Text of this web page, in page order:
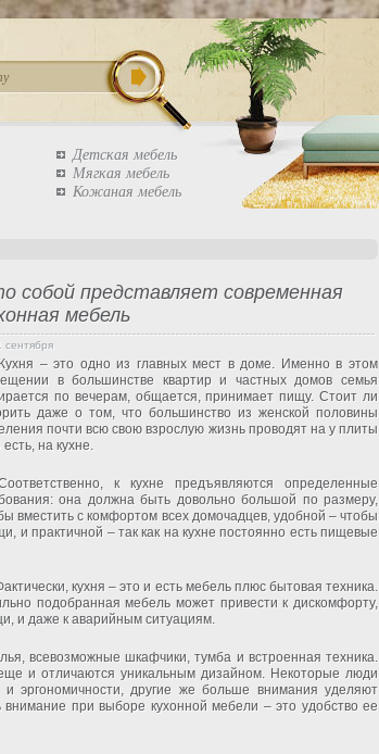
Детская мебель
Мягкая мебель
Кожаная мебель
собой представляет современная
мебель
сентября
Кухня – это одно из главных мест в доме. Именно в этом
в большинстве квартир и частных домов семья
по вечерам, общается, принимает пищу. Стоит ли
даже о том, что большинство из женской половины
почти всю свою взрослую жизнь проводят на у плиты
есть, на кухне.
к кухне предъявляются определенные
она должна быть довольно большой по размеру,
вместить с комфортом всех домочадцев, удобной – чтобы
и практичной – так как на кухне постоянно есть пищевые
кухня – это и есть мебель плюс бытовая техника.
подобранная мебель может привести к дискомфорту,
и даже к аварийным ситуациям.
всевозможные шкафчики, тумба и встроенная техника.
и отличаются уникальным дизайном. Некоторые люди
эргономичности, другие же больше внимания уделяют
при выборе кухонной мебели – это удобство ее